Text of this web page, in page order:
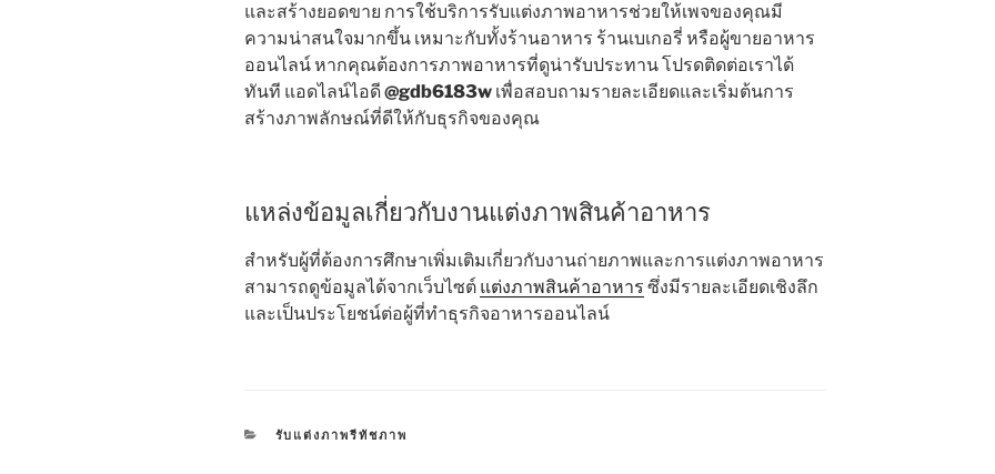
และสร้างยอดขาย การใช้บริการรับแต่งภาพอาหารช่วยให้เพจของคุณมี
ความน่าสนใจมากขึ้น เหมาะกับทั้งร้านอาหาร ร้านเบเกอรี่ หรือผู้ขายอาหาร
ออนไลน์ หากคุณต้องการภาพอาหารที่ดูน่ารับประทาน โปรดติดต่อเราได้
ทันที แอดไลน์ไอดี@gdb6183w เพื่อสอบถามรายละเอียดและเริ่มต้นการ
สร้างภาพลักษณ์ที่ดีให้กับธุรกิจของคุณ
แหล่งข้อมูลเกี่ยวกับงานแต่งภาพสินค้าอาหาร
สำหรับผู้ที่ต้องการศึกษาเพิ่มเติมเกี่ยวกับงานถ่ายภาพและการแต่งภาพอาหาร
สามารถดูข้อมูลได้จากเว็บไซต์ แต่งภาพสินค้าอาหาร ซึ่งมีรายละเอียดเชิงลึก
และเป็นประโยชน์ต่อผู้ที่ทำธุรกิจอาหารออนไลน์
CATEGORIES
รับแต่งภาพรีทัชภาพ